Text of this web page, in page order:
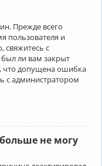
Прежде всего
пользователя и
свяжитесь с
ли вам закрыт
что допущена ошибка
с администратором
не могу